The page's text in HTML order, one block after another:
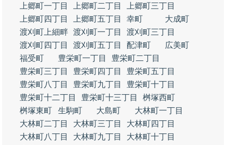
上郷町一丁目
上郷町二丁目
上郷町三丁目
上郷町四丁目
上郷町五丁目 幸町
大成町
渡刈町上細畔 渡刈町一丁目
渡刈町三丁目
渡刈町四丁目
渡刈町五丁目 配津町
広美町
福受町
豊栄町一丁目
豊栄町二丁目
豊栄町三丁目
豊栄町四丁目
豊栄町五丁目
豊栄町八丁目
豊栄町九丁目
豊栄町十丁目
豊栄町十二丁目
豊栄町十三丁目
桝塚西町
桝塚東町
生駒町 大島町
大林町一丁目
大林町二丁目
大林町三丁目
大林町四丁目
大林町八丁目
大林町九丁目
大林町十丁目